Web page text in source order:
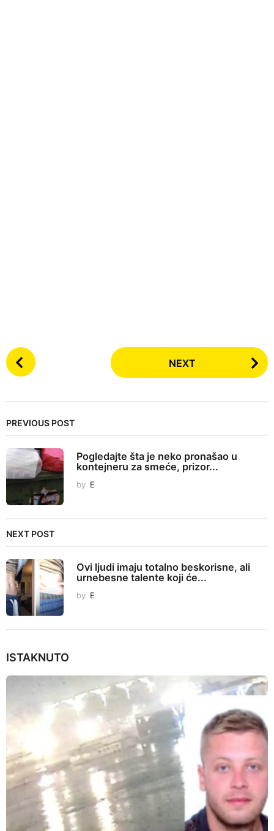
P
o
P
g
i
n
a
i
n
NEXT
PREVIOUS POST
Pogledajte šta je neko pronašao u
kontejneru za smeće, prizor...
by E
NEXT POST
Ovi ljudi imaju totalno beskorisne, ali
urnebesne talente koji će...
by E
ISTAKNUTO